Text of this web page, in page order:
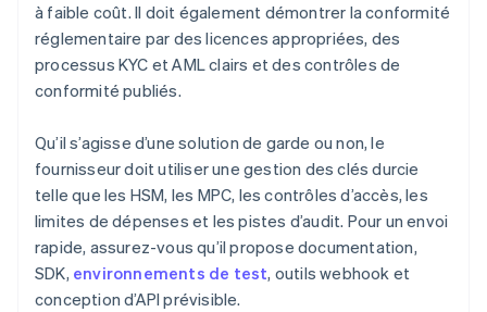
à faible coût. Il doit également démontrer la conformité
réglementaire par des licences appropriées, des
processus KYC et AML clairs et des contrôles de
conformité publiés.
Qu’il s’agisse d’une solution de garde ou non, le
fournisseur doit utiliser une gestion des clés durcie
telle que les HSM, les MPC, les contrôles d’accès, les
limites de dépenses et les pistes d’audit. Pour un envoi
rapide, assurez-vous qu’il propose documentation,
SDK, environnements de test, outils webhook et
conception d’API prévisible.